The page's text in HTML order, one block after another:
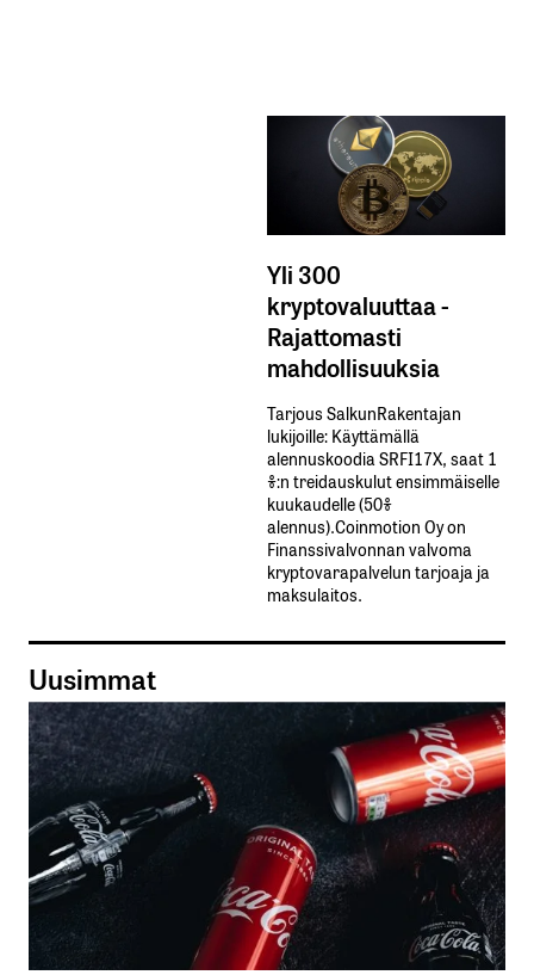
Yli 300
kryptovaluuttaa -
Rajattomasti
mahdollisuuksia
Tarjous SalkunRakentajan
lukijoille: Käyttämällä​ ​
alennuskoodia​ ​SRFI17X,​ ​saat​ ​1
%:n treidauskulut​ ​ensimmäiselle​ ​
kuukaudelle​ ​(50%​ ​
alennus).Coinmotion Oy on
Finanssivalvonnan valvoma
kryptovarapalvelun tarjoaja ja
maksulaitos.
Uusimmat